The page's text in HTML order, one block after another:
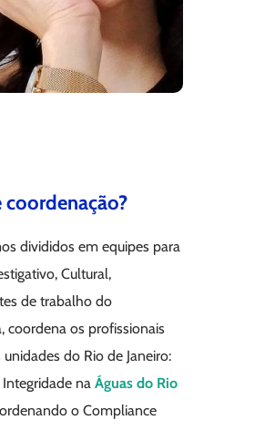
coordenação?
divididos em equipes para
Cultural,
de trabalho do
coordena os profissionais
do Rio de Janeiro:
na Águas do Rio
o Compliance